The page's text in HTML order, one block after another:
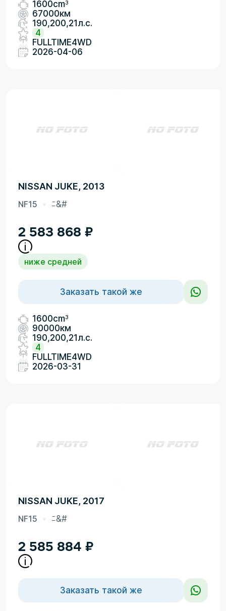
1600cm3
67000км
190,200,21л.с.
4
FULLTIME4WD
2026-04-06
NISSAN JUKE, 2013
NF15 ﾆ&#
2 583 868 ₽
ниже средней
Заказать такой же
1600cm3
90000км
190,200,21л.с.
4
FULLTIME4WD
2026-03-31
NISSAN JUKE, 2017
NF15 ﾆ&#
2 585 884 ₽
Заказать такой же